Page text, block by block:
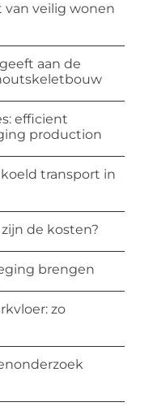
veilig wonen
aan de
efficient
production
transport in
de kosten?
brengen
zo